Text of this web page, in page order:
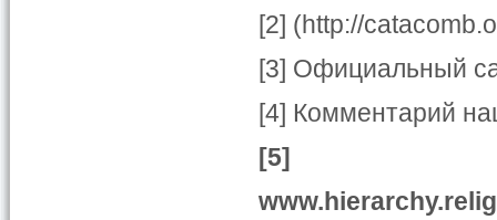
[2] (http://
[3] Официальный
[4] Комментарий
[5]